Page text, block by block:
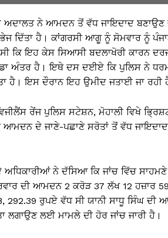
ਅਦਾਲਤ ਨੇ ਆਮਦਨ ਤੋਂ ਵੱਧ ਜਾਇਦਾਦ
ਭੇਜ ਦਿੱਤਾ ਹੈ। ਕਾਂਗਰਸੀ ਆਗੂ ਨੂੰ ਸੋਮਵਾਰ ਨੂੰ
ਕਿ ਇਹ ਕੇਸ ਸਿਆਸੀ ਬਦਲਾਖੋਰੀ ਕਾਰਨ
ਅੰਤਰ ਹੈ। ਇਥੇ ਦਸ ਦਈਏ ਕਿ ਪੁਲਿਸ ਨੇ
ਹੈ। ਇਸ ਦੌਰਾਨ ਇਹ ਉਮੀਦ ਜਤਾਈ ਜਾ
ਰੇਂਜ ਪੁਲਿਸ ਸਟੇਸ਼ਨ, ਮੋਹਾਲੀ ਵਿਖੇ
ਦੇ ਜਾਣੇ-ਪਛਾਣੇ ਸਰੋਤਾਂ ਤੋਂ ਵੱਧ
ਅਧਿਕਾਰੀਆਂ ਨੇ ਦੱਸਿਆ ਕਿ ਜਾਂਚ ਵਿੱਚ
ਦੀ ਆਮਦਨ 2 ਕਰੋੜ 37 ਲੱਖ 12 ਹਜ਼ਾਰ
292.39 ਰੁਪਏ ਵੱਧ ਸੀ ਯਾਨੀ ਸਾਧੂ ਸਿੰਘ ਦੀ
ਲਗਾਉਣ ਲਈ ਮਾਮਲੇ ਦੀ ਹੋਰ ਜਾਂਚ ਜਾਰੀ ਹੈ।